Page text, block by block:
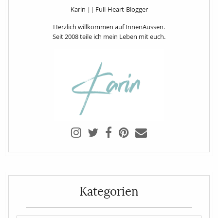
Karin || Full-Heart-Blogger
Herzlich willkommen auf InnenAussen.
Seit 2008 teile ich mein Leben mit euch.
Kategorien